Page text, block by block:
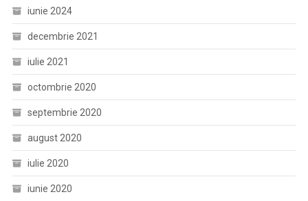
iunie 2024
decembrie 2021
iulie 2021
octombrie 2020
septembrie 2020
august 2020
iulie 2020
iunie 2020